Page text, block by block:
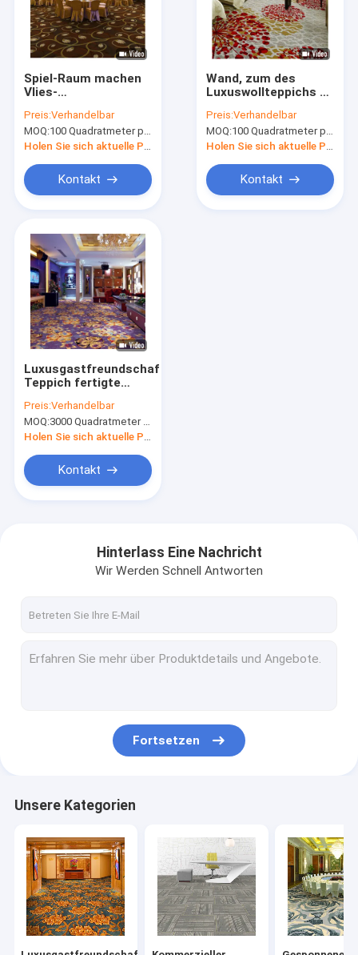
Spiel-Raum machen
Vlies-
gesponnenen
Jacquardwebstuhl-
Teppich mit
feuerfest
Preis:Verhandelbar
MOQ:100 Quadratmeter pro Entwurf
Kontakt
Wand, zum des
Luxuswollteppichs zu
Preis:Verhandelbar
MOQ:100 Quadratmeter pro Entwurf
Kontakt
Luxusgastfreundschafts-
Teppich fertigte
Muster Wilton Woven
For Banquet Hall
besonders an
Preis:Verhandelbar
MOQ:3000 Quadratmeter pro Entwurf
Holen Sie sich aktuelle Preis
Kontakt
Hinterlass Eine Nachricht
Wir Werden Schnell Antworten
Fortsetzen
Unsere Kategorien